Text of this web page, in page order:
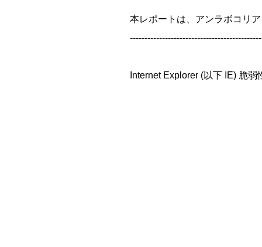
本レポートは、アンラボコリ
Internet Explorer (以下 IE) 脆